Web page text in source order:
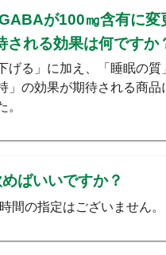
の一種です。人間の脳内に
質の分泌を抑制すると言わ
類の国産素材を使用
5種類使用しています。
ろ苦い味わいが特徴の明日
されており、収穫しても明
して古来より利用されて
が100㎎含有に変
される効果は何ですか
げる」に加え、「睡眠の
」の効果が期待される商品
。
ばいいですか？
間の指定はございません。